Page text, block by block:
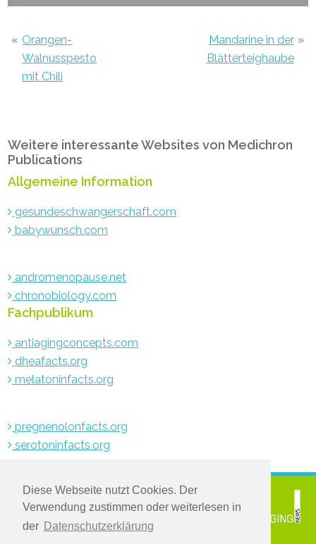
Diese Webseite nutzt Cookies. Der
Verwendung zustimmen oder weiterlesen in
der Datenschutzerklärung
« Orangen-
Walnusspesto
mit Chili
Mandarine in der
Blätterteighaube
»
Sidebar
Weitere interessante Websites von Medichron
Publications
Allgemeine Information
gesundeschwangerschaft.com
babywunsch.com
andromenopause.net
chronobiology.com
Fachpublikum
antiagingconcepts.com
dheafacts.org
melatoninfacts.org
pregnenolonfacts.org
serotoninfacts.org
© 2021 www.medichronpublications.com
Greifen Sie zu: